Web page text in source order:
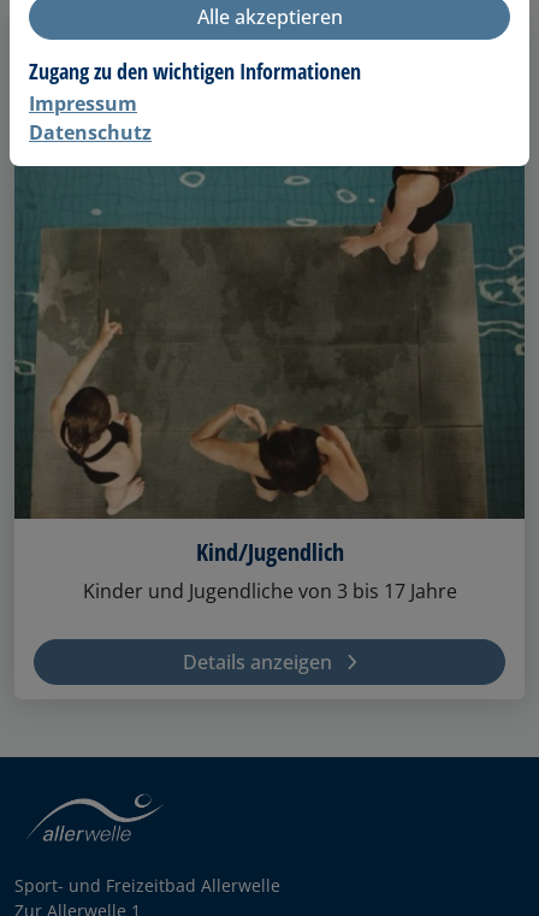
Kind/Jugendlich
Kinder und Jugendliche von 3 bis 17 Jahre
Details anzeigen
Sport- und Freizeitbad Allerwelle
Zur Allerwelle 1
Alle akzeptieren
Zugang zu den wichtigen Informationen
Impressum
Datenschutz